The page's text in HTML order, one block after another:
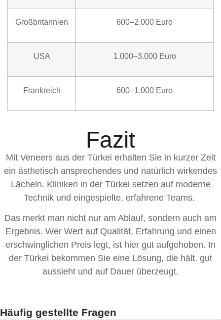
Großbritannien 600–2.000 Euro
USA 1.000–3.000 Euro
Frankreich 600–1.000 Euro
Fazit
Mit Veneers aus der Türkei erhalten Sie in kurzer Zeit
ein ästhetisch ansprechendes und natürlich wirkendes
Lächeln. Kliniken in der Türkei setzen auf moderne
Technik und eingespielte, erfahrene Teams.
Das merkt man nicht nur am Ablauf, sondern auch am
Ergebnis. Wer Wert auf Qualität, Erfahrung und einen
erschwinglichen Preis legt, ist hier gut aufgehoben. In
der Türkei bekommen Sie eine Lösung, die hält, gut
aussieht und auf Dauer überzeugt.
Häufig gestellte Fragen